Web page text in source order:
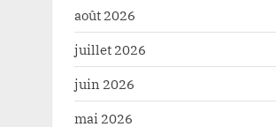
août 2026
juillet 2026
juin 2026
mai 2026